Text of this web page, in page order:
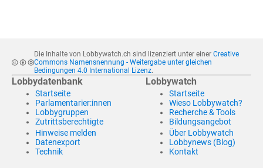
Die Inhalte von Lobbywatch.ch sind lizenziert unter einer Creative
Commons Namensnennung - Weitergabe unter gleichen
Bedingungen 4.0 International Lizenz.
Lobbydatenbank
Startseite
Parlamentarier:innen
Lobbygruppen
Zutrittsberechtigte
Hinweise melden
Datenexport
Technik
Lobbywatch
Startseite
Wieso Lobbywatch?
Recherche & Tools
Bildungsangebot
Über Lobbywatch
Lobbynews (Blog)
Kontakt